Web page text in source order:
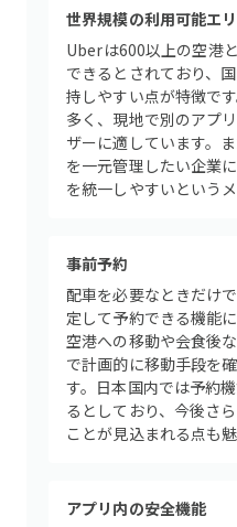
世界規模の利用可能エ
Uberは600以上の空港
できるとされており、
持しやすい点が特徴で
多く、現地で別のアプ
ザーに適しています。
を一元管理したい企業
を統一しやすいという
事前予約
配車を必要なときだけ
定して予約できる機能
空港への移動や会食後
で計画的に移動手段を
す。日本国内では予約
るとしており、今後さ
ことが見込まれる点も
アプリ内の安全機能